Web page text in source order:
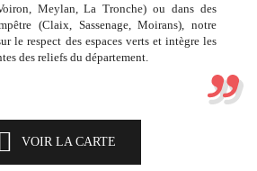
Meylan, La Tronche) ou dans des
(Claix, Sassenage, Moirans), notre
le respect des espaces verts et intègre les
des reliefs du département.
VOIR LA CARTE